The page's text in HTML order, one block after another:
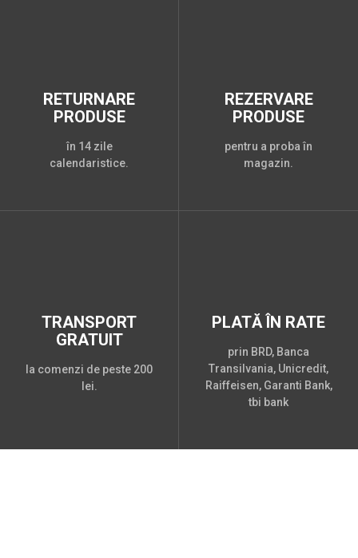
RETURNARE
PRODUSE
în 14 zile
calendaristice.
REZERVARE
PRODUSE
pentru a proba în
magazin.
TRANSPORT
GRATUIT
la comenzi de peste 200
lei.
PLATĂ ÎN RATE
prin BRD, Banca
Transilvania, Unicredit,
Raiffeisen, Garanti Bank,
tbi bank